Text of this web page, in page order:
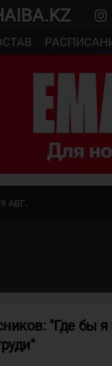
9 АВГ.
"Где бы